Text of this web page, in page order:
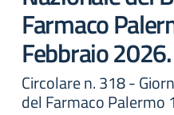
Farmaco
Febbraio 2026.
Circolare n. 318 -
del Farmaco Palermo